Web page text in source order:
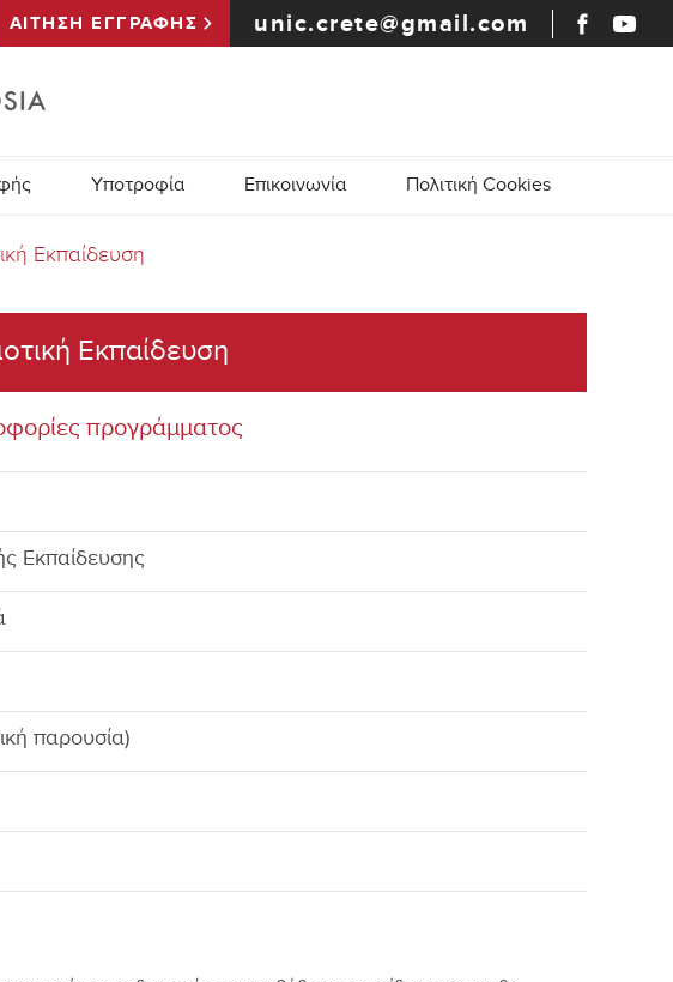
ΑΙΤΗΣΗ ΕΓΓΡΑΦΗΣ unic.crete@gmail.com
Υποτροφία Επικοινωνία Πολιτική Cookies
Εκπαίδευση
Εκπαίδευση
προγράμματος
Εκπαίδευσης
παρουσία)